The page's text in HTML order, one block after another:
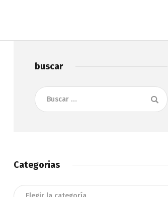
buscar
Buscar:
Categorias
Categorias